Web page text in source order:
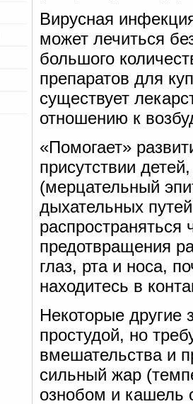
Вирусная
может лечиться
большого
препаратов для
существует
отношению к
«Помогает»
присутствии
(мерцательный
дыхательных
распространяться
предотвращения
глаз, рта и носа,
находитесь в
Некоторые другие
простудой, но
вмешательства и
сильный жар
ознобом и кашель